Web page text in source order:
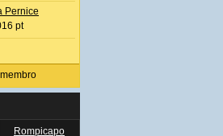
Pernice
pt
Rompicapo